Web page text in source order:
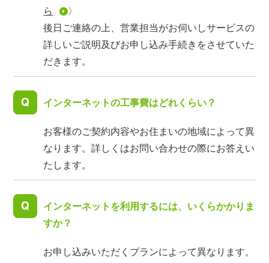
ら
〉
後日ご連絡の上、営業担当がお伺いしサービスの
詳しいご説明及びお申し込み手続きをさせていた
だきます。
インターネットの工事費はどれくらい？
お客様のご契約内容やお住まいの地域によって異
なります。詳しくはお問い合わせの際にお答えい
たします。
インターネットを利用するには、いくらかかりま
すか？
お申し込みいただくプランによって異なります。